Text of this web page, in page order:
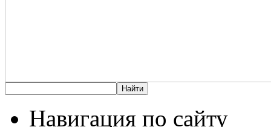
Навигация по сайту